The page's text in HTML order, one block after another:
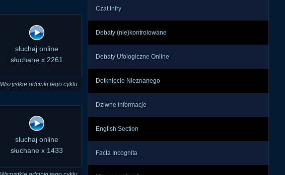
słuchaj online
słuchane x 2261
Wszystkie odcinki tego cyklu
słuchaj online
słuchane x 1433
Czat Infry
Debaty (nie)kontrolowane
Debaty Ufologiczne Online
Dotknięcie Nieznanego
Dziwne Informacje
English Section
Facta Incognita